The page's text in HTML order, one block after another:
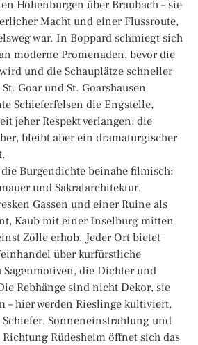
Höhenburgen über Braubach – sie
Macht und einer Flussroute,
war. In Boppard schmiegt sich
moderne Promenaden, bevor die
und die Schauplätze schneller
Goar und St. Goarshausen
Schieferfelsen die Engstelle,
jeher Respekt verlangen; die
bleibt aber ein dramaturgischer
Burgendichte beinahe filmisch:
und Sakralarchitektur,
Gassen und einer Ruine als
Kaub mit einer Inselburg mitten
Zölle erhob. Jeder Ort bietet
über kurfürstliche
die Dichter und
Rebhänge sind nicht Dekor, sie
– hier werden Rieslinge kultiviert,
Sonneneinstrahlung und
Rüdesheim öffnet sich das